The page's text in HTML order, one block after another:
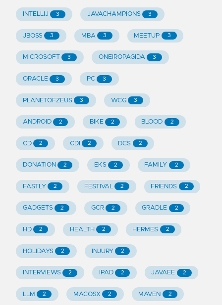
INTELLIJ 3 JAVACHAMPIONS 3
JBOSS 3 MBA 3 MEETUP 3
MICROSOFT 3 ONEIROPAGIDA 3
ORACLE 3 PC 3
PLANETOFZEUS 3 WCG 3
ANDROID 2 BIKE 2 BLOOD 2
CD 2 CDI 2 DCS 2
DONATION 2 EKS 2 FAMILY 2
FASTLY 2 FESTIVAL 2 FRIENDS 2
GADGETS 2 GCR 2 GRADLE 2
HD 2 HEALTH 2 HERMES 2
HOLIDAYS 2 INJURY 2
INTERVIEWS 2 IPAD 2 JAVAEE 2
LLM 2 MACOSX 2 MAVEN 2